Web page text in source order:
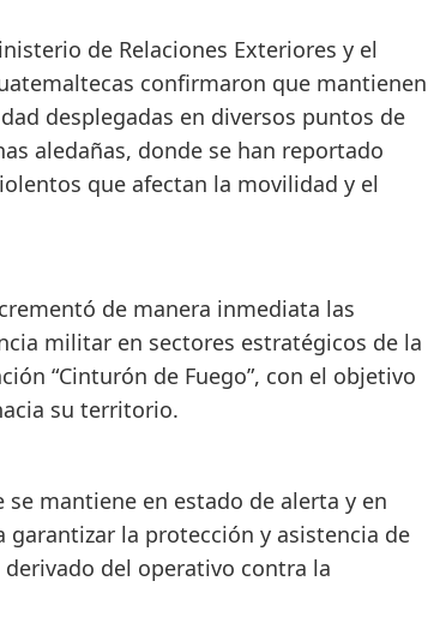
de Relaciones Exteriores y el
confirmaron que mantienen
desplegadas en diversos puntos de
aledañas, donde se han reportado
que afectan la movilidad y el
de manera inmediata las
militar en sectores estratégicos de la
“Cinturón de Fuego”, con el objetivo
su territorio.
se mantiene en estado de alerta y en
la protección y asistencia de
del operativo contra la